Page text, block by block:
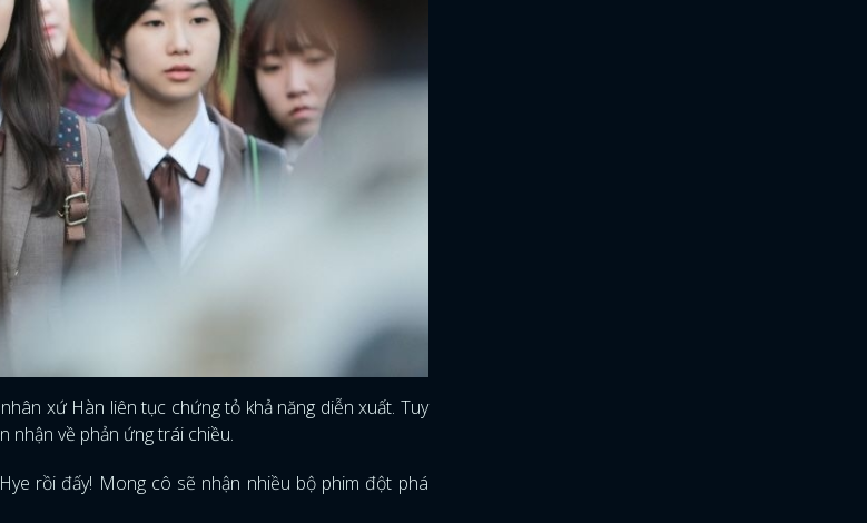
xứ Hàn liên tục chứng tỏ khả năng diễn xuất. Tuy
nhận về phản ứng trái chiều.
rồi đấy! Mong cô sẽ nhận nhiều bộ phim đột phá